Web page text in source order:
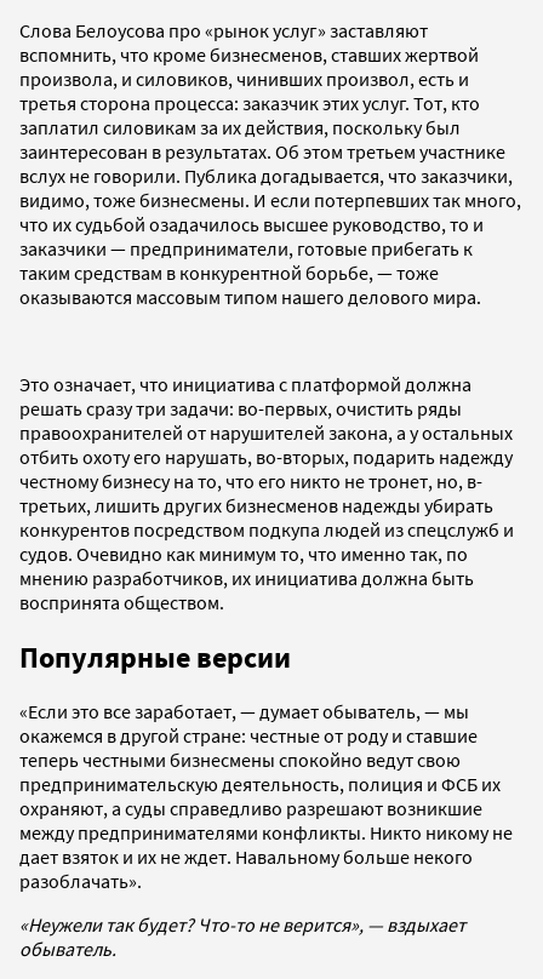
Слова Белоусова про «рынок услуг» заставляют
вспомнить, что кроме бизнесменов, ставших жертвой
произвола, и силовиков, чинивших произвол, есть и
третья сторона процесса: заказчик этих услуг. Тот, кто
заплатил силовикам за их действия, поскольку был
заинтересован в результатах. Об этом третьем участнике
вслух не говорили. Публика догадывается, что заказчики,
видимо, тоже бизнесмены. И если потерпевших так много,
что их судьбой озадачилось высшее руководство, то и
заказчики — предприниматели, готовые прибегать к
таким средствам в конкурентной борьбе, — тоже
оказываются массовым типом нашего делового мира.
Это означает, что инициатива с платформой должна
решать сразу три задачи: во-первых, очистить ряды
правоохранителей от нарушителей закона, а у остальных
отбить охоту его нарушать, во-вторых, подарить надежду
честному бизнесу на то, что его никто не тронет, но, в-
третьих, лишить других бизнесменов надежды убирать
конкурентов посредством подкупа людей из спецслужб и
судов. Очевидно как минимум то, что именно так, по
мнению разработчиков, их инициатива должна быть
воспринята обществом.
Популярные версии
«Если это все заработает, — думает обыватель, — мы
окажемся в другой стране: честные от роду и ставшие
теперь честными бизнесмены спокойно ведут свою
предпринимательскую деятельность, полиция и ФСБ их
охраняют, а суды справедливо разрешают возникшие
между предпринимателями конфликты. Никто никому не
дает взяток и их не ждет. Навальному больше некого
разоблачать».
«Неужели так будет? Что-то не верится», — вздыхает
обыватель.